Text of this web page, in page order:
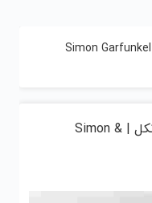
دانلود آهنگ Song For The Asking از Simon Garfunkel
دانلود آهنگ های سایمون و گارفانکل | Simon &